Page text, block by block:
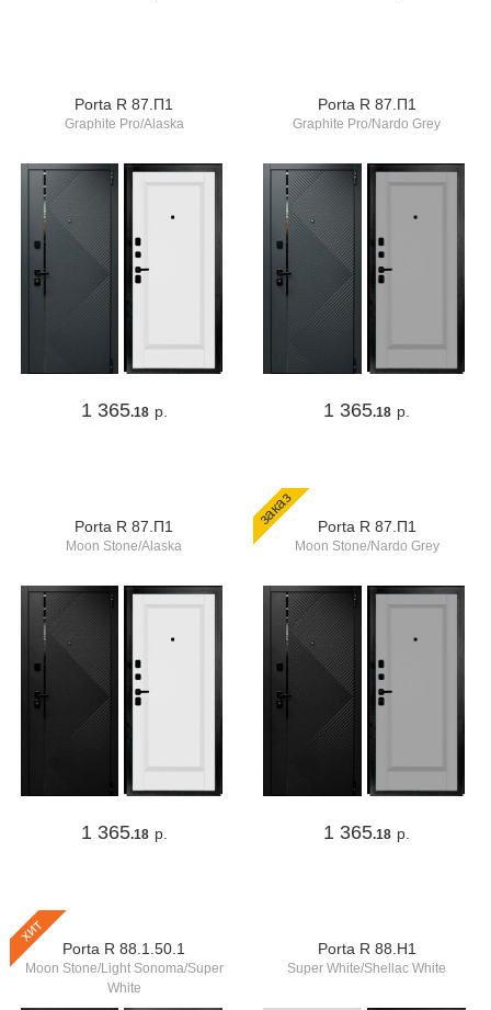
Porta R 87.П1
Graphite Pro/Alaska
1 365.18 р.
Porta R 87.П1
Graphite Pro/Nardo Grey
1 365.18 р.
Porta R 87.П1
Moon Stone/Alaska
1 365.18 р.
заказ Porta R 87.П1
Moon Stone/Nardo Grey
1 365.18 р.
хит
Porta R 88.1.50.1
Moon Stone/Light Sonoma/Super
White
Porta R 88.Н1
Super White/Shellac White